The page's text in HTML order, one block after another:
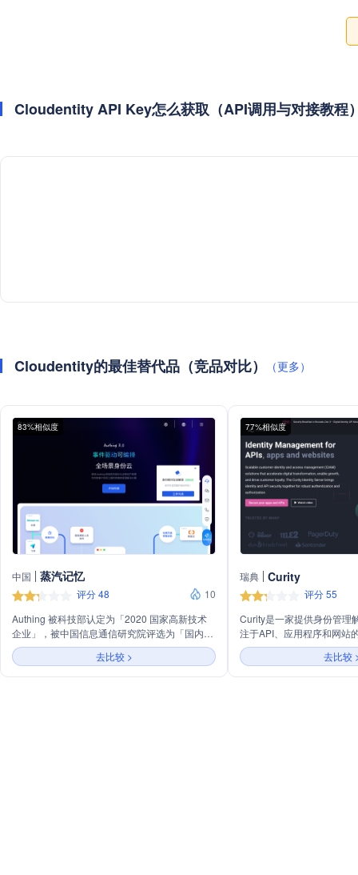
Cloudentity API Key怎么获取（API调用与对接教程
Cloudentity的最佳替代品（竞品对比） （更多）
83%相似度
中国 蒸汽记忆
评分 48
10
Authing 被科技部认定为「2020 国家高新技术
企业」，被中国信息通信研究院评选为「国内身
份管理与访问控制领域创新企业」，并被录入
《2019 网络安全产业白皮书》。
去比较 >
77%相似度
瑞典 Curity
评分 55
Curity是一家提供身份管理
注于API、应用程序和网站
务包括身份验证服务、令
等，旨在提供高级的身份
点登录、多因素认证和社
去比较